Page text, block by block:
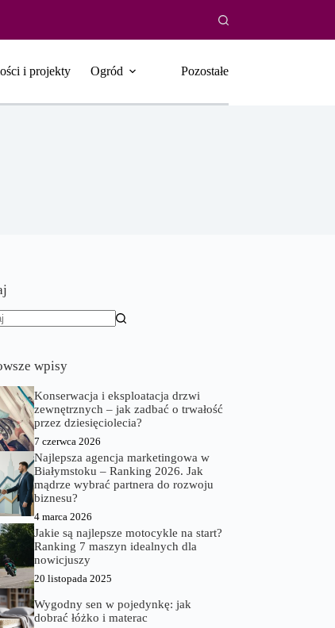
i projekty Ogród Pozostałe
wpisy
Konserwacja i eksploatacja drzwi
zewnętrznych – jak zadbać o trwałość
przez dziesięciolecia?
7 czerwca 2026
Najlepsza agencja marketingowa w
Białymstoku – Ranking 2026. Jak
mądrze wybrać partnera do rozwoju
biznesu?
4 marca 2026
Jakie są najlepsze motocykle na start?
Ranking 7 maszyn idealnych dla
nowicjuszy
20 listopada 2025
Wygodny sen w pojedynkę: jak
dobrać łóżko i materac